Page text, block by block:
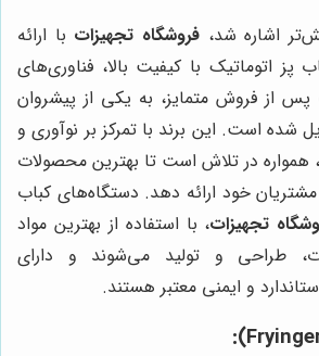
اشاره شد،فروشگاه تجهیزات با ارائه
پز اتوماتیک با کیفیت بالا، فناوری‌های
از فروش متمایز، به یکی از پیشروان
شده است. این برند با تمرکز بر نوآوری و
در تلاش است تا بهترین محصولات
خود ارائه دهد. دستگاه‌های کباب
تجهیزات، با استفاده از بهترین مواد
طراحی و تولید می‌شوند و دارای
و ایمنی معتبر هستند.